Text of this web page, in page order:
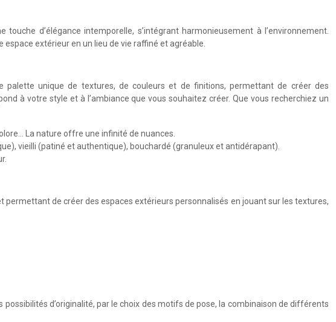
d’élégance intemporelle, s’intégrant harmonieusement à l’environnement.
extérieur en un lieu de vie raffiné et agréable.
palette unique de textures, de couleurs et de finitions, permettant de créer des
à votre style et à l’ambiance que vous souhaitez créer. Que vous recherchiez un
La nature offre une infinité de nuances.
vieilli (patiné et authentique), bouchardé (granuleux et antidérapant).
de créer des espaces extérieurs personnalisés en jouant sur les textures,
d’originalité, par le choix des motifs de pose, la combinaison de différents